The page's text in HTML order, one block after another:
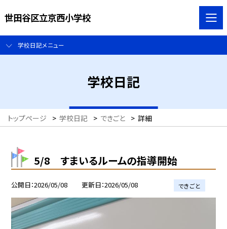
世田谷区立京西小学校
学校日記メニュー
学校日記
トップページ > 学校日記 > できごと > 詳細
5/8 すまいるルームの指導開始
公開日 2026/05/08 更新日 2026/05/08 できごと